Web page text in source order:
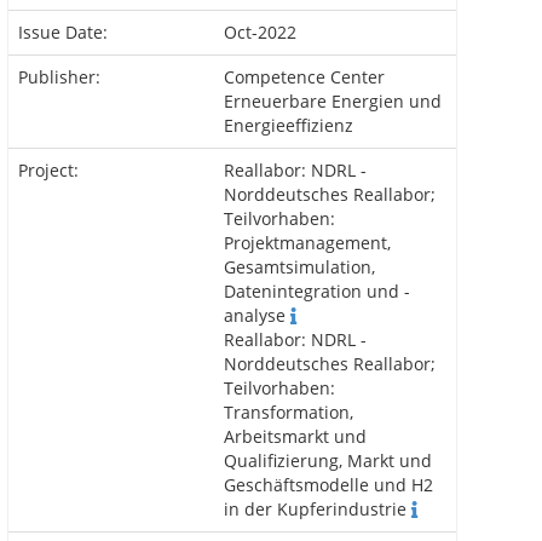
Issue Date:
Oct-2022
Publisher:
Competence Center
Erneuerbare Energien und
Energieeffizienz
Project:
Reallabor: NDRL -
Norddeutsches Reallabor;
Teilvorhaben:
Projektmanagement,
Gesamtsimulation,
Datenintegration und -
analyse
Reallabor: NDRL -
Norddeutsches Reallabor;
Teilvorhaben:
Transformation,
Arbeitsmarkt und
Qualifizierung, Markt und
Geschäftsmodelle und H2
in der Kupferindustrie